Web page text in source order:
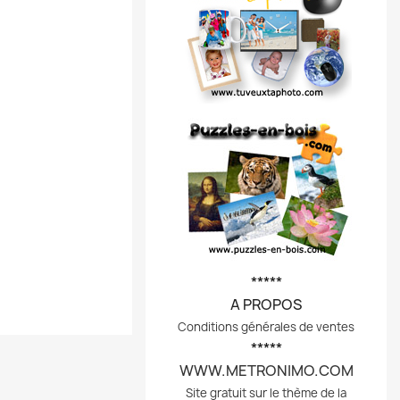
*****
A PROPOS
Conditions générales de ventes
*****
WWW.METRONIMO.COM
Site gratuit sur le thème de la